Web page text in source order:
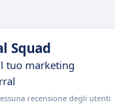
Squad
tuo marketing
recensione degli utenti